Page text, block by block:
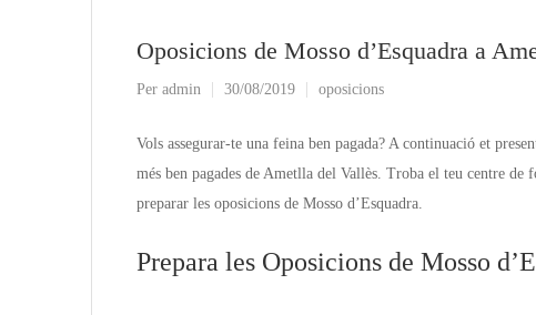
Oposicions de Mosso d’Esquadra a
Per admin 30/08/2019 oposicions
Vols assegurar-te una feina ben pagada? A continuació et
més ben pagades de Ametlla del Vallès. Troba el teu centre
preparar les oposicions de Mosso d’Esquadra.
Prepara les Oposicions de Mosso